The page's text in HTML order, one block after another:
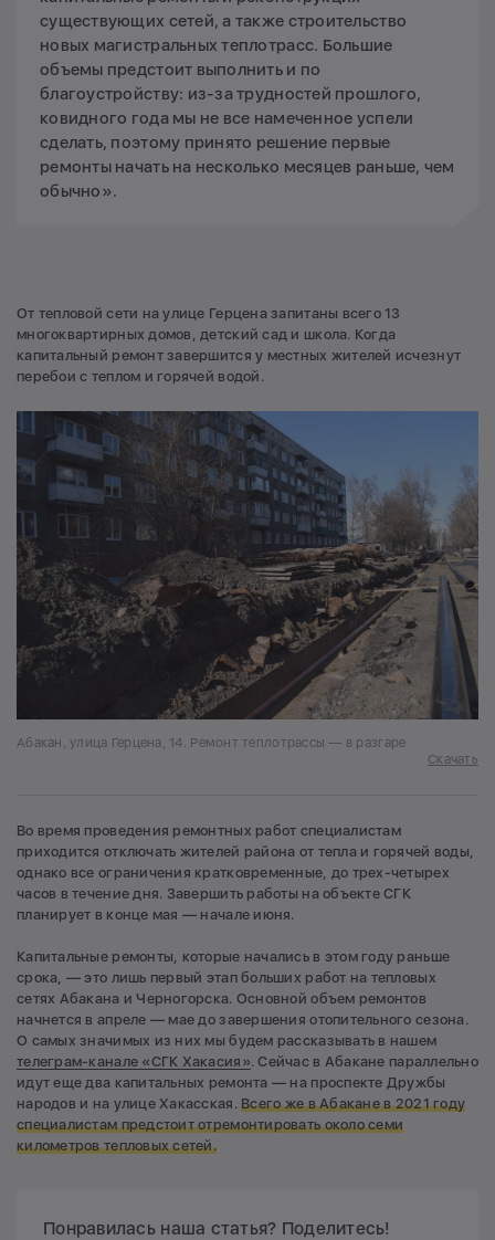
существующих сетей, а также строительство
новых магистральных теплотрасс. Большие
объемы предстоит выполнить и по
благоустройству: из-за трудностей прошлого,
ковидного года мы не все намеченное успели
сделать, поэтому принято решение первые
ремонты начать на несколько месяцев раньше, чем
обычно».
От тепловой сети на улице Герцена запитаны всего 13
многоквартирных домов, детский сад и школа. Когда
капитальный ремонт завершится у местных жителей исчезнут
перебои с теплом и горячей водой.
Абакан, улица Герцена, 14. Ремонт теплотрассы — в разгаре
Скачать
Во время проведения ремонтных работ специалистам
приходится отключать жителей района от тепла и горячей воды,
однако все ограничения кратковременные, до трех-четырех
часов в течение дня. Завершить работы на объекте СГК
планирует в конце мая — начале июня.
Капитальные ремонты, которые начались в этом году раньше
срока, — это лишь первый этап больших работ на тепловых
сетях Абакана и Черногорска. Основной объем ремонтов
начнется в апреле — мае до завершения отопительного сезона.
О самых значимых из них мы будем рассказывать в нашем
телеграм-канале «СГК Хакасия». Сейчас в Абакане параллельно
идут еще два капитальных ремонта — на проспекте Дружбы
народов и на улице Хакасская.Всего же в Абакане в 2021 году
специалистам предстоит отремонтировать около семи
километров тепловых сетей.
Понравилась наша статья? Поделитесь!